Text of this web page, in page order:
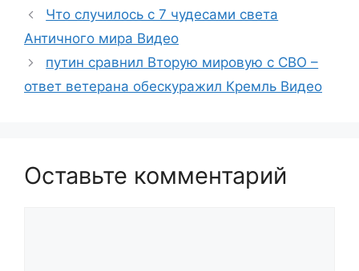
Что случилось с 7 чудесами света
Античного мира Видео
путин сравнил Вторую мировую с СВО –
ответ ветерана обескуражил Кремль Видео
Оставьте комментарий